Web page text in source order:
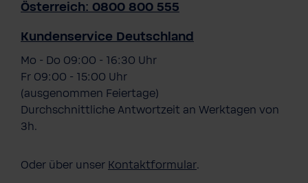
Österreich: 0800 800 555
Kundenservice Deutschland
Mo - Do 09:00 - 16:30 Uhr
Fr 09:00 - 15:00 Uhr
(ausgenommen Feiertage)
Durchschnittliche Antwortzeit an Werktagen von
3h.
Oder über unser Kontaktformular.